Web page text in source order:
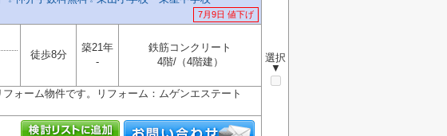
7月9日 値下げ
選択
▼
徒歩8分
築21年
-
鉄筋コンクリート
4階/（4階建）
ォーム物件です。リフォーム：ムゲンエステート